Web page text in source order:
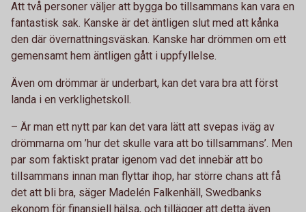
Att två personer väljer att bygga bo tillsammans kan vara en
fantastisk sak. Kanske är det äntligen slut med att kånka
den där övernattningsväskan. Kanske har drömmen om ett
gemensamt hem äntligen gått i uppfyllelse.
Även om drömmar är underbart, kan det vara bra att först
landa i en verklighetskoll.
– Är man ett nytt par kan det vara lätt att svepas iväg av
drömmarna om ’hur det skulle vara att bo tillsammans’. Men
par som faktiskt pratar igenom vad det innebär att bo
tillsammans innan man flyttar ihop, har större chans att få
det att bli bra, säger Madelén Falkenhäll, Swedbanks
ekonom för finansiell hälsa, och tillägger att detta även